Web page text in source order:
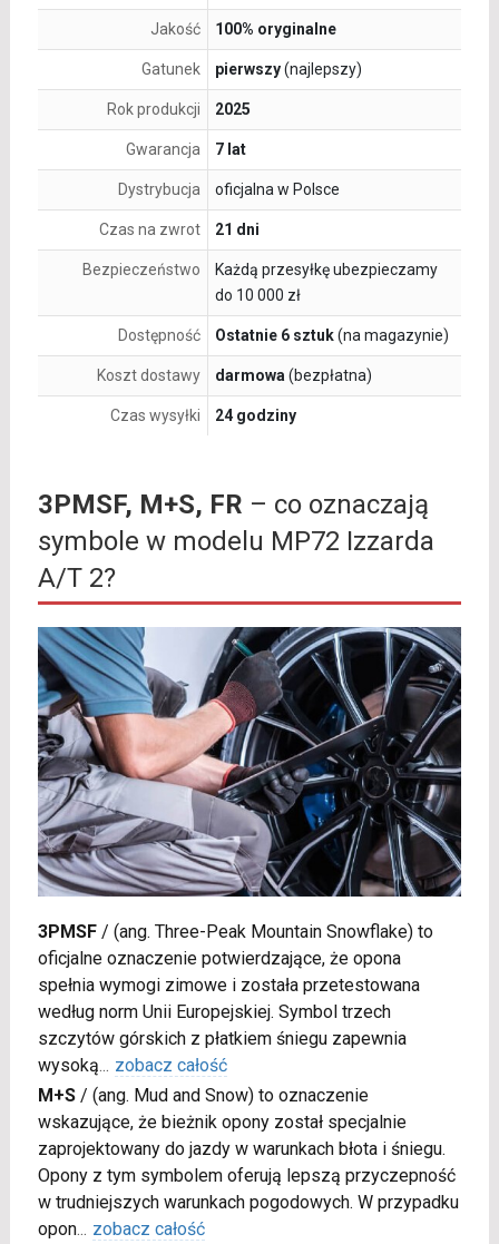
Jakość 100% oryginalne
Gatunek pierwszy(najlepszy)
Rok produkcji 2025
Gwarancja 7 lat
Dystrybucja oficjalna w Polsce
Czas na zwrot 21 dni
Bezpieczeństwo
Każdą przesyłkę ubezpieczamy
do 10 000 zł
Dostępność Ostatnie 6 sztuk(na magazynie)
Koszt dostawy darmowa (bezpłatna)
Czas wysyłki 24 godziny
3PMSF, M+S, FR – co oznaczają
symbole w modelu MP72 Izzarda
A/T 2?
3PMSF/ (ang. Three-Peak Mountain Snowflake) to
oficjalne oznaczenie potwierdzające, że opona
spełnia wymogi zimowe i została przetestowana
według norm Unii Europejskiej. Symbol trzech
szczytów górskich z płatkiem śniegu zapewnia
wysoką... zobacz całość
M+S/ (ang. Mud and Snow) to oznaczenie
wskazujące, że bieżnik opony został specjalnie
zaprojektowany do jazdy w warunkach błota i śniegu.
Opony z tym symbolem oferują lepszą przyczepność
w trudniejszych warunkach pogodowych. W przypadku
opon... zobacz całość